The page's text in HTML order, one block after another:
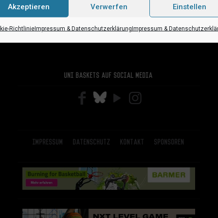
Akzeptieren Verwerfen Einstellen
RichtlinieImpressum & DatenschutzerklärungImpressum &
Uni Baskets auf Social Media
Impressum Datenschutz Kontakt Sponsoren